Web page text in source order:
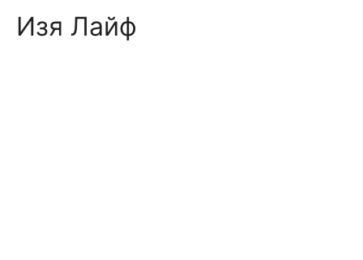
Изя Лайф